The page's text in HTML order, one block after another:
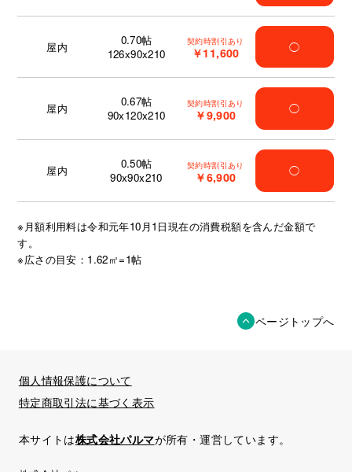
屋内 0.70帖
126x90x210
契約時割引あり
￥11,600 ◯
屋内 0.67帖
90x120x210
契約時割引あり
￥9,900 ◯
屋内 0.50帖
90x90x210
契約時割引あり
￥6,900 ◯
※月額利用料は令和元年10月1日現在の消費税額を含んだ金額で
す。
※広さの目安：1.62㎡=1帖
ページトップへ
個人情報保護について
特定商取引法に基づく表示
本サイトは株式会社パルマが所有・運営しています。